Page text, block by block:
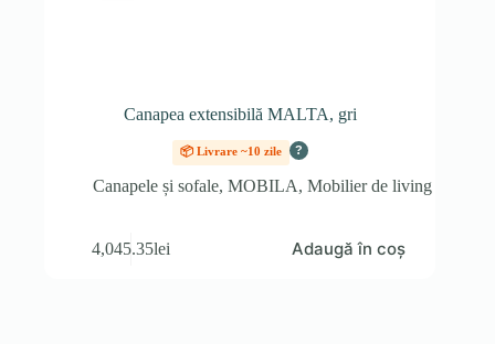
Canapea extensibilă MALTA, gri
📦 Livrare ~10 zile ?
Canapele și sofale, MOBILA, Mobilier de living
4,045.35lei Adaugă în coș